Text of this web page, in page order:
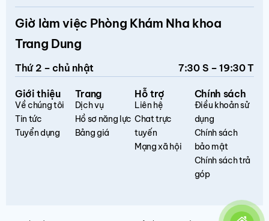
Giờ làm việc Phòng Khám Nha khoa
Trang Dung
Thứ 2 – chủ nhật 7:30 S – 19:30 T
Giới thiệu
Về chúng tôi
Tin tức
Tuyển dụng
Trang
Dịch vụ
Hồ sơ năng lực
Bảng giá
Hỗ trợ
Liên hệ
Chat trực
tuyến
Mạng xã hội
Chính sách
Điều khoản sử
dụng
Chính sách
bảo mật
Chính sách trả
góp